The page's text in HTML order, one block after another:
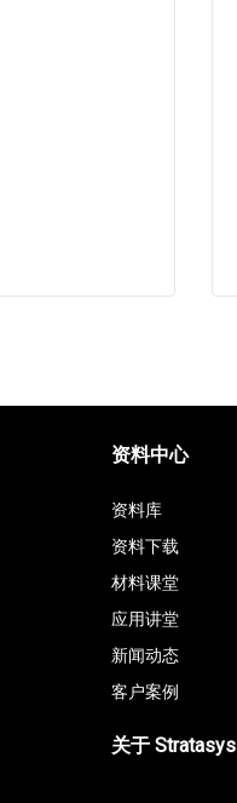
资料中心
资料库
资料下载
材料课堂
应用讲堂
新闻动态
客户案例
关于 Stratasys